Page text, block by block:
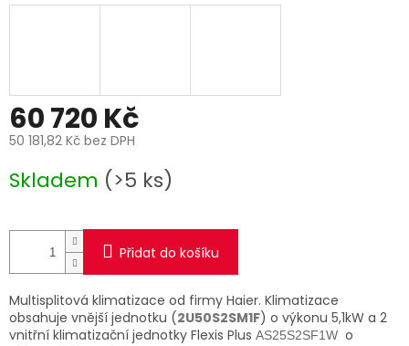
60 720 Kč
50 181,82 Kč bez DPH
cena:
Skladem (>5 ks)
Přidat do košíku
Multisplitová klimatizace od firmy Haier. Klimatizace
obsahuje vnější jednotku (2U50S2SM1F) o výkonu 5,1kW a 2
vnitřní klimatizační jednotky Flexis Plus AS25S2SF1W o